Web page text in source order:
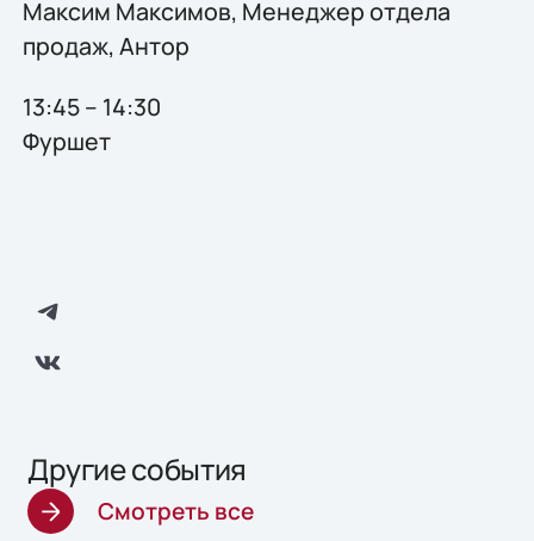
Максим Максимов, Менеджер отдела
продаж, Антор
13:45 – 14:30
Фуршет
Другие события
Смотреть все